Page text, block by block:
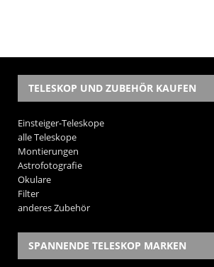
TELESKOP UND ZUBEHÖR KAUFEN
Einsteiger-Teleskope
alle Teleskope
Montierungen
Astrofotografie
Okulare
Filter
anderes Zubehör
SPANNENDE TELESKOP MARKEN